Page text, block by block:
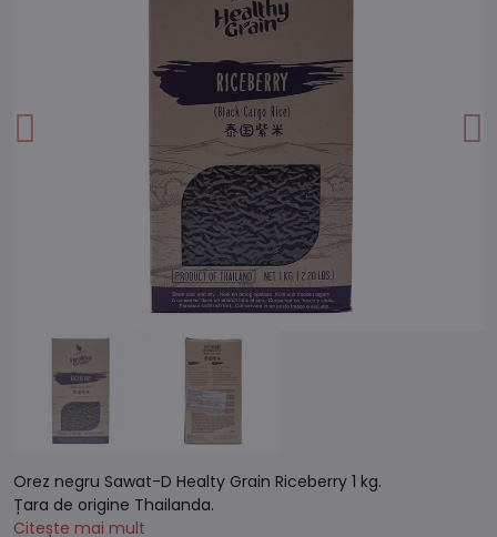
Orez negru Sawat-D Healty Grain Riceberry 1 kg.
Țara de origine Thailanda.
Citește mai mult